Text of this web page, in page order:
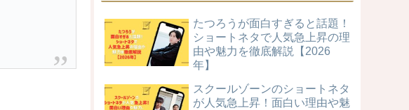
たつろうが面白すぎると話題！
ショートネタで人気急上昇の理
由や魅力を徹底解説【2026
年】
スクールゾーンのショートネタ
が人気急上昇！面白い理由や魅